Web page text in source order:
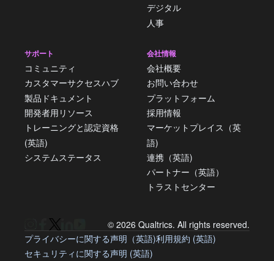
デジタル
人事
サポート
コミュニティ
カスタマーサクセスハブ
製品ドキュメント
開発者用リソース
トレーニングと認定資格
(英語)
システムステータス
会社情報
会社概要
お問い合わせ
プラットフォーム
採用情報
マーケットプレイス（英
語)
連携（英語)
パートナー（英語）
トラストセンター
© 2026 Qualtrics. All rights reserved.
プライバシーに関する声明（英語)利用規約 (英語)
セキュリティに関する声明 (英語)